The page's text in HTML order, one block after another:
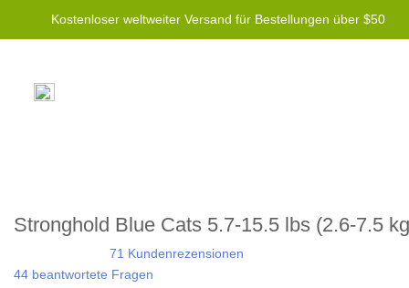
Kostenloser weltweiter Versand für Bestellungen über $50
Stronghold Blue Cats 5.7-15.5 lbs (2.6-7.5
71 Kundenrezensionen
44 beantwortete Fragen